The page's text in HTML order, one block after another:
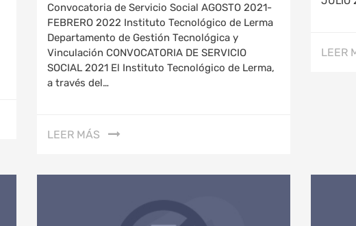
Convocatoria de Servicio Social AGOSTO 2021-
FEBRERO 2022 Instituto Tecnológico de Lerma
Departamento de Gestión Tecnológica y
Vinculación CONVOCATORIA DE SERVICIO
SOCIAL 2021 El Instituto Tecnológico de Lerma,
a través del…
LEER MÁS
LEER